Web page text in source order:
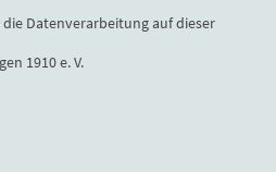
Datenverarbeitung auf dieser
1910 e. V.